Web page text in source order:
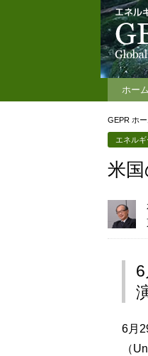
ホーム
GEPR ホー
エネル
米
6月
（